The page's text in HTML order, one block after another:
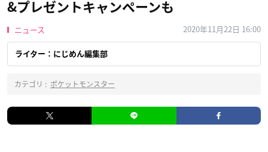
&プレゼントキャンペーンも
ニュース 2020年11月22日 16:00
ライター：にじめん編集部
カテゴリ : ポケットモンスター